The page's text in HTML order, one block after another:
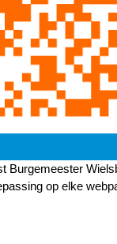
Burgemeester
op elke